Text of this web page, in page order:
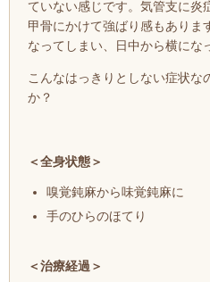
ていない感じです。気管支に炎
甲骨にかけて強ばり感もありま
なってしまい、日中から横にな
こんなはっきりとしない症状な
か？
＜全身状態＞
嗅覚鈍麻から味覚鈍麻に
手のひらのほてり
＜治療経過＞